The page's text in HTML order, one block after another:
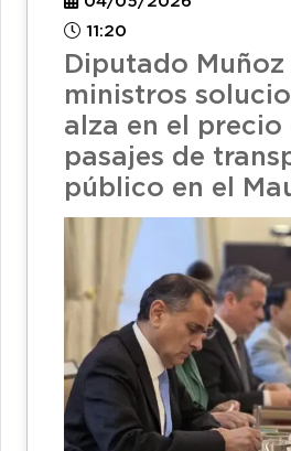
11:20
Diputado Muñoz
ministros
alza en el precio
pasajes de
público en el